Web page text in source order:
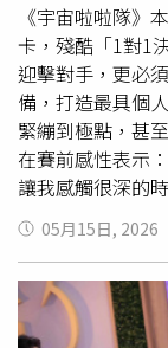
《宇宙啦啦隊》
卡，殘酷「1對1
迎擊對手，更必
備，打造最具個
緊繃到極點，甚
在賽前感性表示
讓我感觸很深的
「真心渴望，全
紅了眼眶。本次
選手優先選歌，
正面交鋒。此次
曲〈Drama
05月15日, 2026